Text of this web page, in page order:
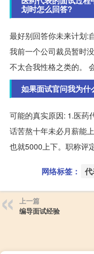
划时怎么回答?
最好别回答你未来计划:
我前一个公司裁员暂时
不太合我性格之类的。
如果面试官问我为什
可能的真实原因: 1.医药
话苦熬十年未必月薪能
也就5000上下。职称评
网络标签：
上一篇
编导面试经验